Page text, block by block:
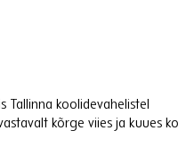
koolidevahelistel
kõrge viies ja kuues